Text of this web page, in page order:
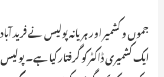
جموں و کشمیر اور ہریانہ پولیس نے فرید
ایک کشمیری ڈاکٹر کو گرفتار کیا ہے۔